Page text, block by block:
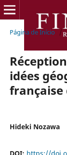
Página de Início /
idées
française
Hideki Nozawa